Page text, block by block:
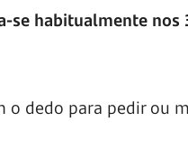
se habitualmente nos
o dedo para pedir ou